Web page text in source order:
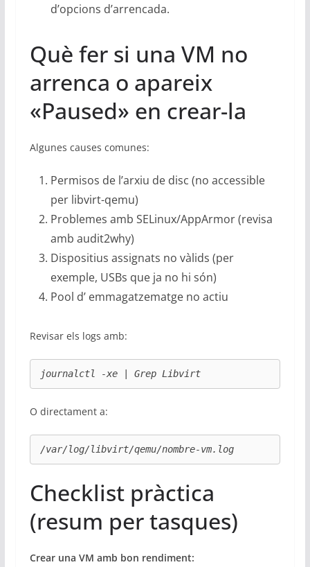
d’opcions d’arrencada.
Què fer si una VM no
arrenca o apareix
«Paused» en crear-la
Algunes causes comunes:
Permisos de l’arxiu de disc (no accessible
per libvirt-qemu)
Problemes amb SELinux/AppArmor (revisa
amb audit2why)
Dispositius assignats no vàlids (per
exemple, USBs que ja no hi són)
Pool d’ emmagatzematge no actiu
Revisar els logs amb:
journalctl -xe | Grep Libvirt
O directament a:
/var/log/libvirt/qemu/nombre-vm.log
Checklist pràctica
(resum per tasques)
Crear una VM amb bon rendiment: